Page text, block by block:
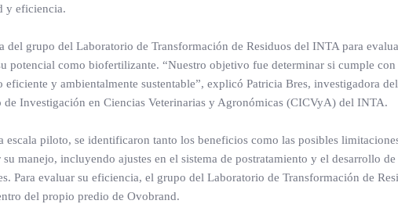
y eficiencia.
del grupo del Laboratorio de Transformación de Residuos del INTA para
potencial como biofertilizante. “Nuestro objetivo fue determinar si cumple
y ambientalmente sustentable”, explicó Patricia Bres, investigadora
Investigación en Ciencias Veterinarias y Agronómicas (CICVyA) del INTA.
escala piloto, se identificaron tanto los beneficios como las posibles
manejo, incluyendo ajustes en el sistema de postratamiento y el desarrollo
Para evaluar su eficiencia, el grupo del Laboratorio de Transformación de
del propio predio de Ovobrand.